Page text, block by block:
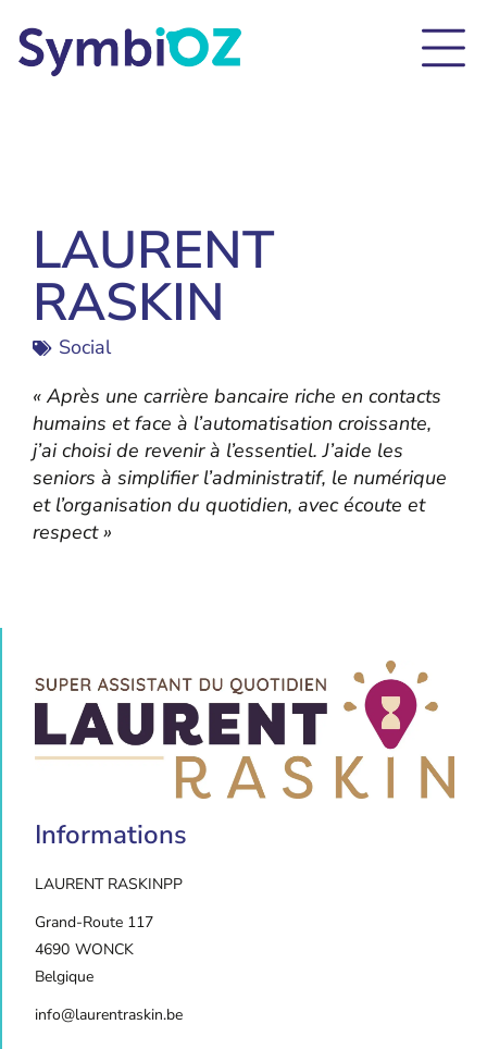
LAURENT
RASKIN
Social
« Après une carrière bancaire riche en contacts
humains et face à l’automatisation croissante,
j’ai choisi de revenir à l’essentiel. J’aide les
seniors à simplifier l’administratif, le numérique
et l’organisation du quotidien, avec écoute et
respect »
Informations
LAURENT RASKINPP
Grand-Route 117
4690 WONCK
Belgique
info@laurentraskin.be